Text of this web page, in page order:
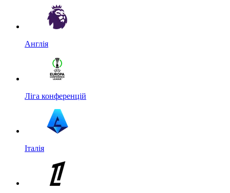
Англія
Ліга конференцій
Італія